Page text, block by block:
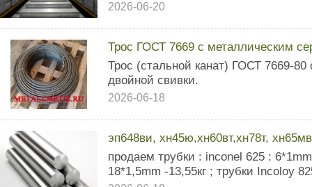
2026-06-20
Трос ГОСТ 7669 с металлическим
Трос (стальной канат) ГОСТ 7669-
двойной свивки.
2026-06-18
эп648ви, хн45ю,хн60вт,хн78т,
продаем трубки : inconel 625 :
18*1,5mm -13,55кг ; трубки Incoloy